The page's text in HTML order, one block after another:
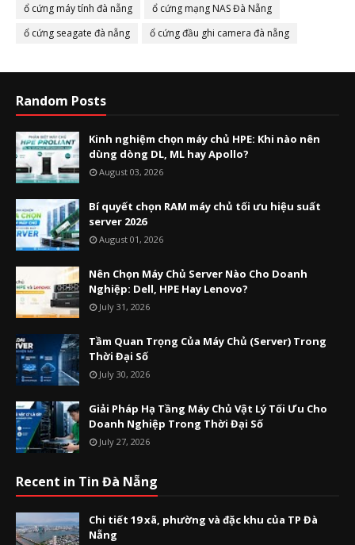
ổ cứng máy tính đà nẵng
ổ cứng mạng NAS Đà Nẵng
ổ cứng seagate đà nẵng
ổ cứng đầu ghi camera đà nẵng
Random Posts
Kinh nghiệm chọn máy chủ HPE: Khi nào nên
dùng dòng DL, ML hay Apollo?
August 03, 2026
Bí quyết chọn RAM máy chủ tối ưu hiệu suất
server 2026
August 01, 2026
Nên Chọn Máy Chủ Server Nào Cho Doanh
Nghiệp: Dell, HPE Hay Lenovo?
July 31, 2026
Tầm Quan Trọng Của Máy Chủ (Server) Trong
Thời Đại Số
July 30, 2026
Giải Pháp Hạ Tầng Máy Chủ Vật Lý Tối Ưu Cho
Doanh Nghiệp Trong Thời Đại Số
July 27, 2026
Recent in Tin Đà Nẵng
Chi tiết 19 xã, phường và đặc khu của TP Đà
Nẵng